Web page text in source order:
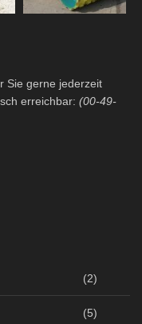
Sie gerne jederzeit
erreichbar: (00-49-
(2)
(5)